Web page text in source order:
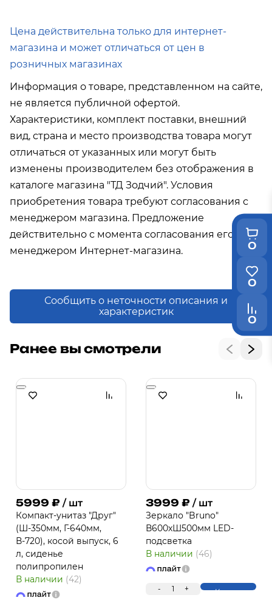
0
0
0
Цена действительна только для интернет-
магазина и может отличаться от цен в
розничных магазинах
Информация о товаре, представленном на сайте,
не является публичной офертой.
Характеристики, комплект поставки, внешний
вид, страна и место производства товара могут
отличаться от указанных или могут быть
изменены производителем без отображения в
каталоге магазина "ТД Зодчий". Условия
приобретения товара требуют согласования с
менеджером магазина. Предложение
действительно с момента согласования его с
менеджером Интернет-магазина.
Сообщить о неточности описания и
характеристик
Ранее вы смотрели
5999 ₽ / шт
Компакт-унитаз "Друг"
(Ш-350мм, Г-640мм,
В-720), косой выпуск, 6
л, сиденье
полипропилен
В наличии (42)
3999 ₽ / шт
Зеркало "Bruno"
В600хШ500мм LED-
подсветка
В наличии (46)
- 1 + Купить